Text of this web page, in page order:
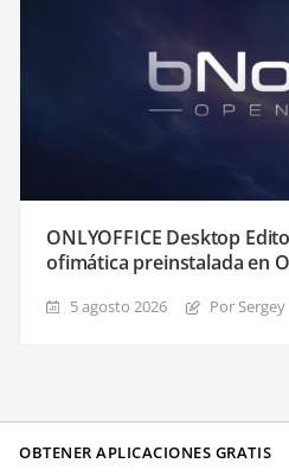
ONLYOFFICE Desktop
ofimática preinstalada en
5 agosto 2026 Por Sergey
OBTENER APLICACIONES GRATIS